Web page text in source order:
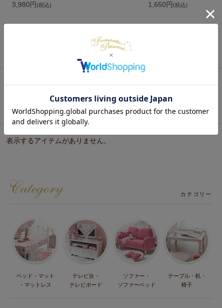
3,980円 (税込)
1,650円(税込)
あなたにおすすめの商品
表示するアイテムがありません。
最近チェックした商品
表示するアイテムがありません。
カテゴリー
ベッド・マット
・マットレス
テレビ台・
テレビボード
ソファー・
ソファーベッド
テーブル・机・
椅子